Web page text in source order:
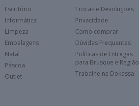
Escritório
Informática
Limpeza
Embalagens
Natal
Páscoa
Outlet
Trocas e Devoluções
Privacidade
Como comprar
Dúvidas Frequentes
Políticas de Entregas
para Brusque e Região
Trabalhe na Dokassa